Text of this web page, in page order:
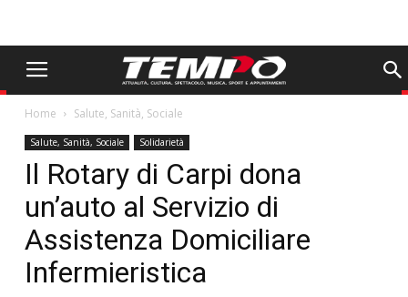
Home Salute, Sanità, Sociale
Salute, Sanità, Sociale Solidarietà
Il Rotary di Carpi dona
un’auto al Servizio di
Assistenza Domiciliare
Infermieristica